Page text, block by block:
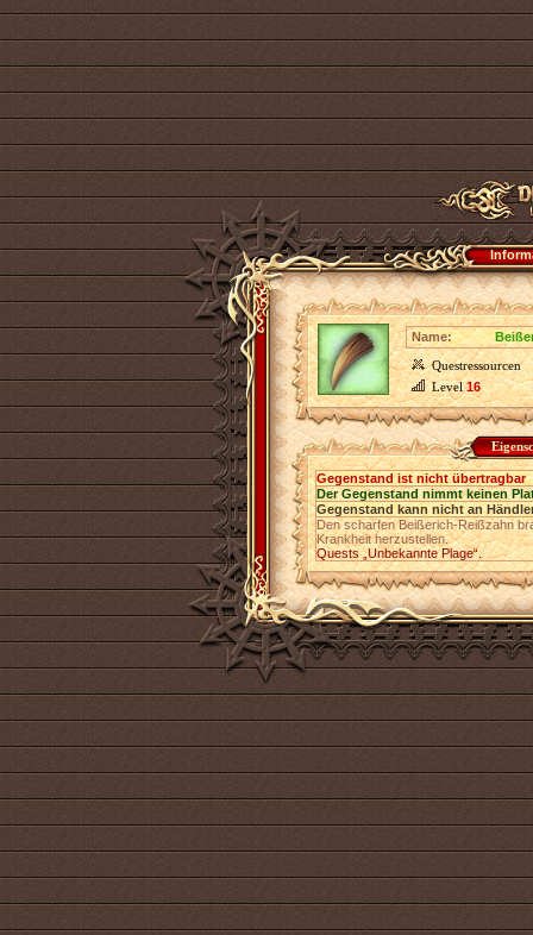
Name:
Questressourcen
Level16
Gegenstand ist nicht übertragbar
Der Gegenstand nimmt keinen
Gegenstand kann nicht an
Den scharfen Beißerich-Reißzahn
Krankheit herzustellen.
Quests „Unbekannte Plage“.